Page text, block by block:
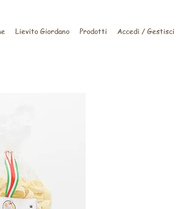
Lievito Giordano Prodotti Accedi / Gestisci